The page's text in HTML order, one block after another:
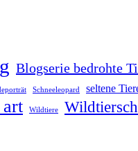
Blogserie bedrohte
Schneeleopard seltene
Wildtiere